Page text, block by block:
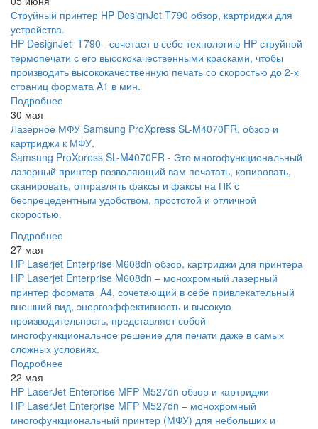
Струйный принтер HP DesignJet T790 обзор, картриджи для
устройства.
HP DesignJet T790– сочетает в себе технологию HP струйной
термопечати с его высококачественными красками, чтобы
производить высококачественную печать со скоростью до 2-х
страниц формата A1 в мин.
Подробнее
30 мая
Лазерное МФУ Samsung ProXpress SL-M4070FR, обзор и
картриджи к МФУ.
Samsung ProXpress SL-M4070FR - Это многофункциональный
лазерный принтер позволяющий вам печатать, копировать,
сканировать, отправлять факсы и факсы на ПК с
беспрецедентным удобством, простотой и отличной
скоростью.
Подробнее
27 мая
HP Laserjet Enterprise M608dn обзор, картриджи для принтера
HP Laserjet Enterprise M608dn – монохромный лазерный
принтер формата A4, сочетающий в себе привлекательный
внешний вид, энергоэффективность и высокую
производительность, представляет собой
многофункциональное решение для печати даже в самых
сложных условиях.
Подробнее
22 мая
HP LaserJet Enterprise MFP M527dn обзор и картриджи
HP LaserJet Enterprise MFP M527dn – монохромный
многофункциональный принтер (МФУ) для небольших и